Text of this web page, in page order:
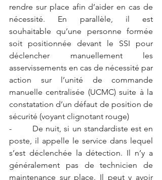
rendre sur place afin d’aider en cas de
nécessité. En parallèle, il est
souhaitable qu’une personne formée
soit positionnée devant le SSI pour
déclencher manuellement les
asservissements en cas de nécessité par
action sur l’unité de commande
manuelle centralisée (UCMC) suite à la
constatation d’un défaut de position de
sécurité (voyant clignotant rouge)
-        De nuit, si un standardiste est en
poste, il appelle le service dans lequel
s’est déclenchée la détection. Il n’y a
généralement pas de technicien de
maintenance sur place. Il peut y avoir